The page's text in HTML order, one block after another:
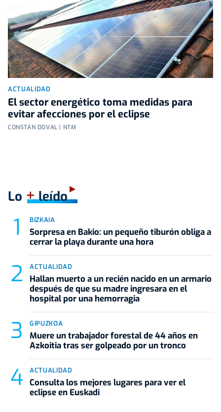
ACTUALIDAD
El sector energético toma medidas para
evitar afecciones por el eclipse
CONSTAN DOVAL | NTM
Lo +leído
BIZKAIA
Sorpresa en Bakio: un pequeño tiburón obliga a
cerrar la playa durante una hora
ACTUALIDAD
Hallan muerto a un recién nacido en un armario
después de que su madre ingresara en el
hospital por una hemorragia
GIPUZKOA
Muere un trabajador forestal de 44 años en
Azkoitia tras ser golpeado por un tronco
ACTUALIDAD
Consulta los mejores lugares para ver el
eclipse en Euskadi